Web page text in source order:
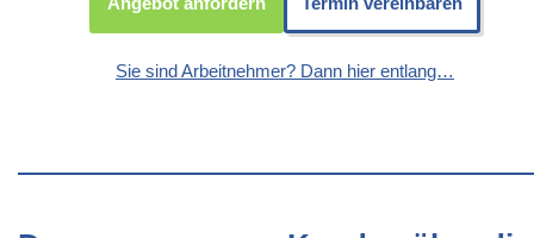
Sie sind Arbeitnehmer? Dann hier entlang…